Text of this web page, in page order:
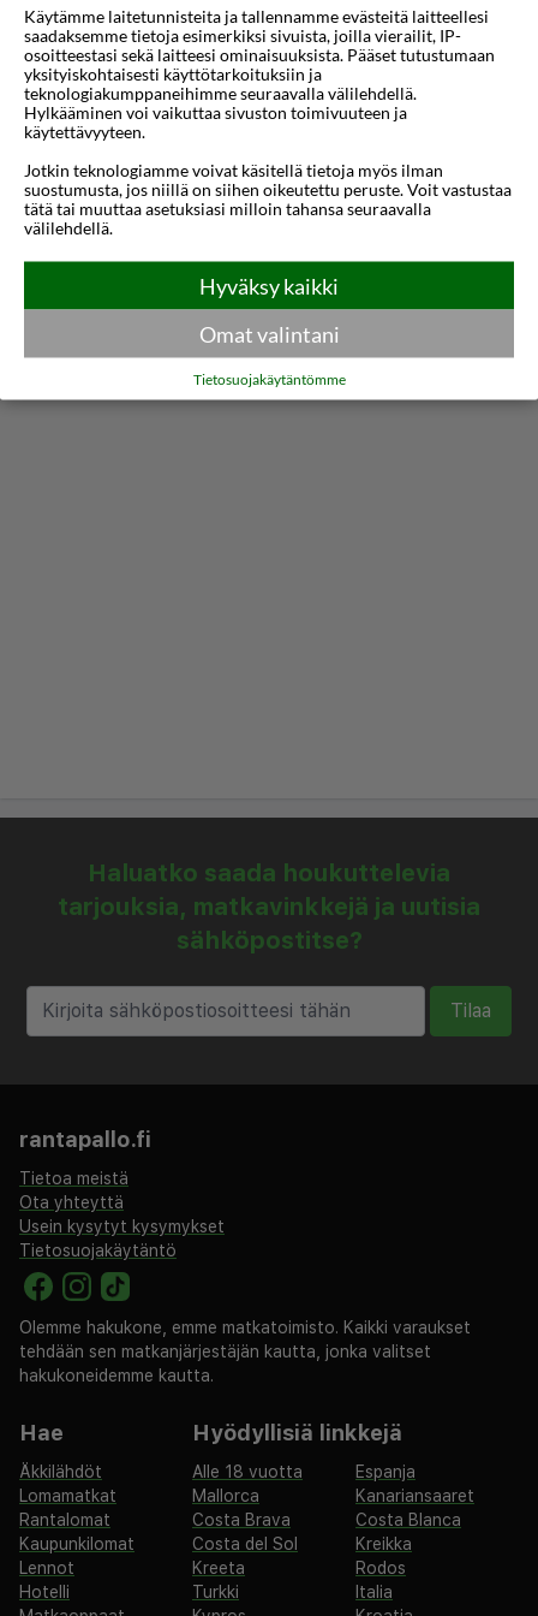
elämää. Perheomisteisessa hotellissa on
persoonallinen tunnelma, joten tunnet olosi
kotoisaksi.
Bellini Hotel -hotellin viihtyisää allasaluetta
ympäröivät valkoiseksi kalkitut rakennukset.
Aurinkotuolien ja -varjojen lisäksi täällä on myös
vieraat voivat polskutella. Hotellin ravintolassa
voit nauttia paikallisista raaka-aineista, kuten
halloumista, tuoreista vihanneksista ja paikallisista
hedelmistä valmistettuja raikkaita ruokia – aitoja
Näytä lisää
Haluatko saada houkuttelevia
tarjouksia, matkavinkkejä ja uutisia
sähköpostitse?
Tilaa
rantapallo.fi
Tietoa meistä
Ota yhteyttä
Usein kysytyt kysymykset
Tietosuojakäytäntö
Olemme hakukone, emme matkatoimisto. Kaikki varaukset
tehdään sen matkanjärjestäjän kautta, jonka valitset
hakukoneidemme kautta.
Hae
Äkkilähdöt
Lomamatkat
Rantalomat
Kaupunkilomat
Lennot
Hotelli
Hyödyllisiä linkkejä
Alle 18 vuotta
Espanja
Mallorca
Kanariansaaret
Costa Brava
Costa Blanca
Costa del Sol
Kreikka
Kreeta
Rodos
Turkki
Italia
Käytämme laitetunnisteita ja tallennamme evästeitä laitteellesi
saadaksemme tietoja esimerkiksi sivuista, joilla vierailit, IP-
osoitteestasi sekä laitteesi ominaisuuksista. Pääset tutustumaan
yksityiskohtaisesti käyttötarkoituksiin ja
teknologiakumppaneihimme seuraavalla välilehdellä.
Hylkääminen voi vaikuttaa sivuston toimivuuteen ja
käytettävyyteen.
Jotkin teknologiamme voivat käsitellä tietoja myös ilman
suostumusta, jos niillä on siihen oikeutettu peruste. Voit vastustaa
tätä tai muuttaa asetuksiasi milloin tahansa seuraavalla
välilehdellä.
Hyväksy kaikki
Omat valintani
Tietosuojakäytäntömme